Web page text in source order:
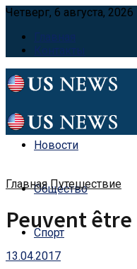
Четверг, 6 августа, 2026
Главная
Контакты
Новости
Общество
Спорт
Главная Путешествие
Peuvent
13.04.2017